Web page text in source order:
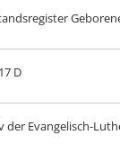
D
der Evangelisch-